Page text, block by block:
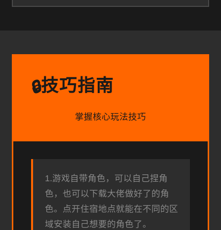
🔒技巧指南
掌握核心玩法技巧
1.游戏自带角色，可以自己捏角
色，也可以下载大佬做好了的角
色。点开住宿地点就能在不同的区
域安装自己想要的角色了。